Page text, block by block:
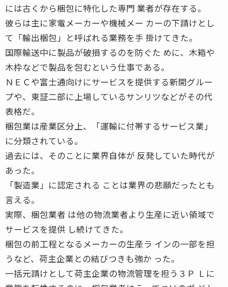
には古くから梱包に特化した専門 業者が存在する。
彼らは主に家電メーカーや機械メー カーの下請けとし
て「輸出梱包」と呼ばれる業務を手 掛けてきた。
国際輸送中に製品が破損するのを防ぐた めに、木箱や
木枠などで製品を包むという仕事である。
ＮＥＣや富士通向けにサービスを提供する新開グルー
プや、東証二部に上場しているサンリツなどがその代
表格だ。
梱包業は産業区分上、「運輸に付帯するサービス業」
に分類されている。
過去には、そのことに業界自体が 反発していた時代が
あった。
「製造業」に認定される ことは業界の悲願だったとも
言える。
実際、梱包業者 は他の物流業者より生産に近い領域で
サービスを提供 し続けてきた。
梱包の前工程となるメーカーの生産ラ インの一部を担
うなど、荷主企業との結びつきも強か った。
一括元請けとして荷主企業の物流管理を担う３Ｐ Ｌに